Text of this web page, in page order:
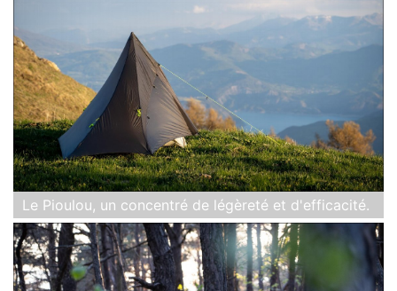
Le Pioulou, un concentré de légèreté et d'efficacité.